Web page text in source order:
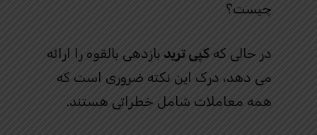
چیست؟
در حالی که کپی ترید بازدهی بالقوه را ارائه
می دهد، درک این نکته ضروری است که
همه معاملات شامل خطراتی هستند.